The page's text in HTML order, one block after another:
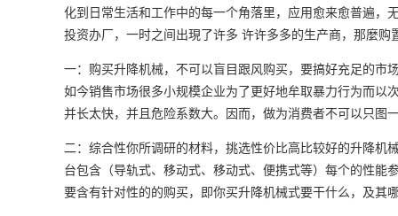
化到日常生活和工作中的每一个角落里，应用愈来愈普遍
投资办厂，一时之间出現了许多 许许多多的生产商，那麼
一：购买升降机械，不可以盲目跟风购买，要搞好充足的
如今销售市场很多小规模企业为了更好地牟取暴力行为而
并长太快，并且危险系数大。因而，做为消费者不可以只图
二：综合性你所调研的材料，挑选性价比高比较好的升降
台包含（导轨式、移动式、移动式、便携式等）每个的性
要含有针对性的的购买，即你买升降机械式要干什么，及其